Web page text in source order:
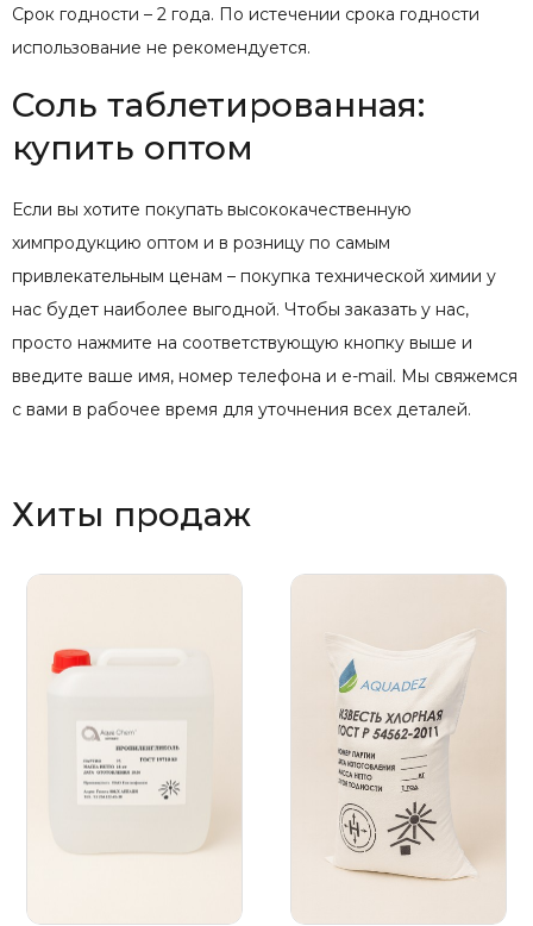
Срок годности – 2 года. По истечении срока годности
использование не рекомендуется.
Соль таблетированная:
купить оптом
Если вы хотите покупать высококачественную
химпродукцию оптом и в розницу по самым
привлекательным ценам – покупка технической химии у
нас будет наиболее выгодной. Чтобы заказать у нас,
просто нажмите на соответствующую кнопку выше и
введите ваше имя, номер телефона и e-mail. Мы свяжемся
с вами в рабочее время для уточнения всех деталей.
Хиты продаж